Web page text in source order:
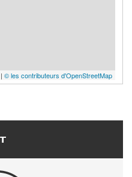
| © les contributeurs d'OpenStreetMap